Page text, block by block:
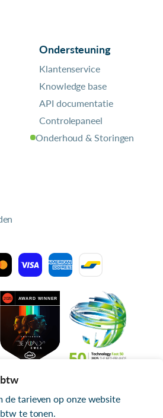
Ondersteuning
Klantenservice
Knowledge base
API documentatie
Controlepaneel
Onderhoud & Storingen
prijzen zijn exclusief btw
de tarieven op onze website
te tonen.